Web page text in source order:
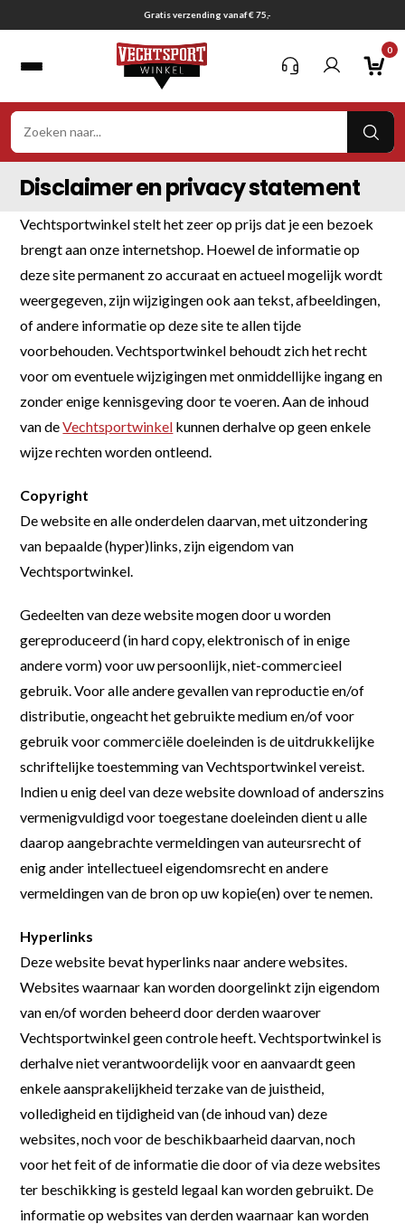
naar
Gratis verzending vanaf € 75,-
0
Disclaimer en privacy statement
Vechtsportwinkel stelt het zeer op prijs dat je een bezoek
brengt aan onze internetshop. Hoewel de informatie op
deze site permanent zo accuraat en actueel mogelijk wordt
weergegeven, zijn wijzigingen ook aan tekst, afbeeldingen,
of andere informatie op deze site te allen tijde
voorbehouden. Vechtsportwinkel behoudt zich het recht
voor om eventuele wijzigingen met onmiddellijke ingang en
zonder enige kennisgeving door te voeren. Aan de inhoud
van deVechtsportwinkel kunnen derhalve op geen enkele
wijze rechten worden ontleend.
Copyright
De website en alle onderdelen daarvan, met uitzondering
van bepaalde (hyper)links, zijn eigendom van
Vechtsportwinkel.
Gedeelten van deze website mogen door u worden
gereproduceerd (in hard copy, elektronisch of in enige
andere vorm) voor uw persoonlijk, niet-commercieel
gebruik. Voor alle andere gevallen van reproductie en/of
distributie, ongeacht het gebruikte medium en/of voor
gebruik voor commerciële doeleinden is de uitdrukkelijke
schriftelijke toestemming van Vechtsportwinkel vereist.
Indien u enig deel van deze website download of anderszins
vermenigvuldigd voor toegestane doeleinden dient u alle
daarop aangebrachte vermeldingen van auteursrecht of
enig ander intellectueel eigendomsrecht en andere
vermeldingen van de bron op uw kopie(en) over te nemen.
Hyperlinks
Deze website bevat hyperlinks naar andere websites.
Websites waarnaar kan worden doorgelinkt zijn eigendom
van en/of worden beheerd door derden waarover
Vechtsportwinkel geen controle heeft. Vechtsportwinkel is
derhalve niet verantwoordelijk voor en aanvaardt geen
enkele aansprakelijkheid terzake van de juistheid,
volledigheid en tijdigheid van (de inhoud van) deze
websites, noch voor de beschikbaarheid daarvan, noch
voor het feit of de informatie die door of via deze websites
ter beschikking is gesteld legaal kan worden gebruikt. De
informatie op websites van derden waarnaar kan worden